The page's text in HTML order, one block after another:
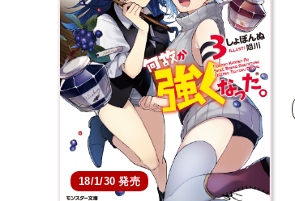
18/1/30 発売